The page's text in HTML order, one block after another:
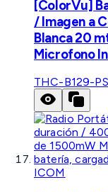
[ColorVu]
/ Imagen a
Blanca 20
Microfono
THC-B129-PS
ICOM